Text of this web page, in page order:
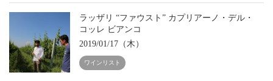
ラッザリ “ファウスト” カプリアーノ・デル・
コッレ ビアンコ
2019/01/17（木）
ワインリスト